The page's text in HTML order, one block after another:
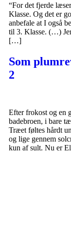
“For det fjerde
Klasse. Og det er
anbefale at I også
til 3. Klasse. (…)
[…]
Som
2
Efter frokost og en
badebroen, i bare
Træet føltes hårdt
og lige gennem
kun af sult. Nu er